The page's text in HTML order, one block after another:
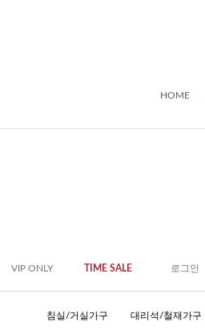
HOME
VIP ONLY TIME SALE 로그인
침실/거실가구 대리석/철재가구